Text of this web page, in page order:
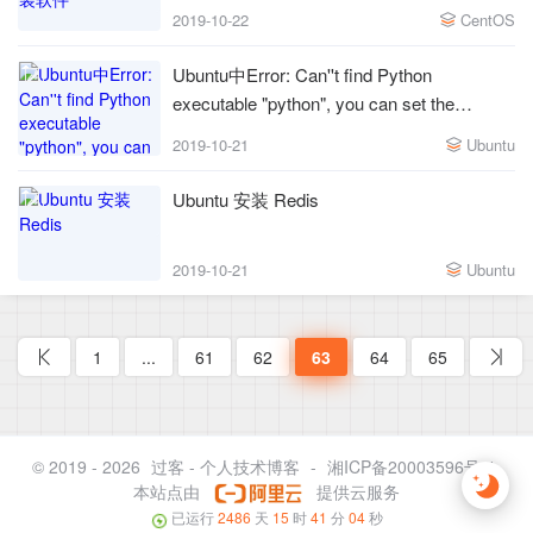
2019-10-22 CentOS
Ubuntu中Error: Can''t find Python
executable "python", you can set the
2019-10-21 Ubuntu
Ubuntu 安装 Redis
2019-10-21 Ubuntu
1 ... 61 62 63 64 65
© 2019 - 2026 过客 - 个人技术博客 - 湘ICP备20003596号-1
本站点由
提供云服务
已运行2486 天 15 时41 分 04秒